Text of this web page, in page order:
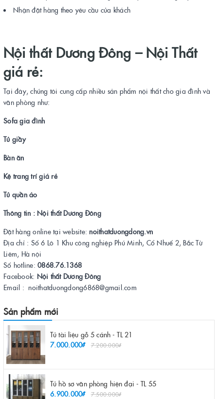
Nhận đặt hàng theo yêu cầu của khách
Nội thất Dương Đông – Nội Thất
giá rẻ:
Tại đây, chúng tôi cung cấp nhiều sản phẩm nội thất cho gia đình và
văn phòng như:
Sofa gia đình
Tủ giầy
Bàn ăn
Kệ trang trí giá rẻ
Tủ quần áo
Thông tin : Nội thất Dương Đông
Đặt hàng online tại website:noithatduongdong.vn
Địa chỉ : Số 6 Lô 1 Khu công nghiệp Phú Minh, Cổ Nhuế 2, Bắc Từ
Liêm, Hà nội
Số hotline: 0868.76.1368
Facebook: Nội thất Dương Đông
Email : noithatduongdong6868@gmail.com
Sản phẩm mới
Tủ tài liệu gỗ 5 cánh - TL 21
7.000.000₫
7.200.000₫
Tủ hồ sơ văn phòng hiện đại - TL 55
6.900.000₫
7.500.000₫